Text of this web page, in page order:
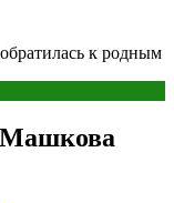
к родным
Машкова